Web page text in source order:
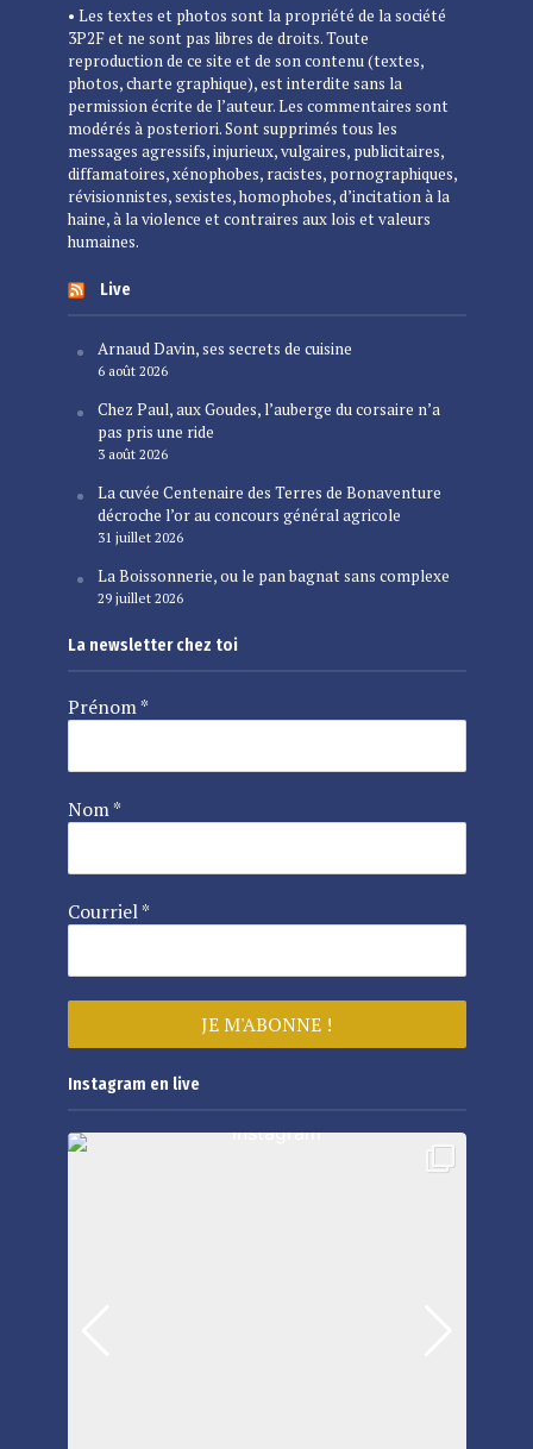
• Les textes et photos sont la propriété de la société
3P2F et ne sont pas libres de droits. Toute
reproduction de ce site et de son contenu (textes,
photos, charte graphique), est interdite sans la
permission écrite de l’auteur. Les commentaires sont
modérés à posteriori. Sont supprimés tous les
messages agressifs, injurieux, vulgaires, publicitaires,
diffamatoires, xénophobes, racistes, pornographiques,
révisionnistes, sexistes, homophobes, d’incitation à la
haine, à la violence et contraires aux lois et valeurs
humaines.
Live
Arnaud Davin, ses secrets de cuisine
6 août 2026
Chez Paul, aux Goudes, l’auberge du corsaire n’a
pas pris une ride
3 août 2026
La cuvée Centenaire des Terres de Bonaventure
décroche l’or au concours général agricole
31 juillet 2026
La Boissonnerie, ou le pan bagnat sans complexe
29 juillet 2026
La newsletter chez toi
Prénom*
Nom*
Courriel*
Instagram en live